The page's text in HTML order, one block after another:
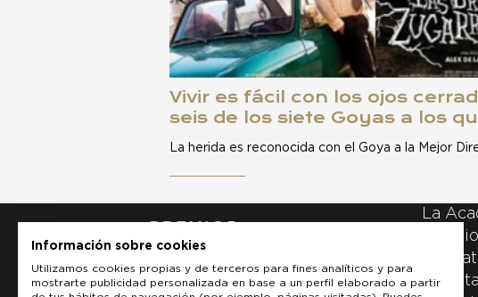
Vivir es fácil con los ojos
seis de los siete Goyas a los
La herida es reconocida con el Goya a la Mejor
La
y
Información sobre cookies
Utilizamos cookies propias y de terceros para fines analíticos y para
mostrarte publicidad personalizada en base a un perfil elaborado a partir